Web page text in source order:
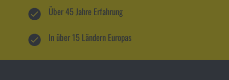
Über 45 Jahre Erfahrung
In über 15 Ländern Europas